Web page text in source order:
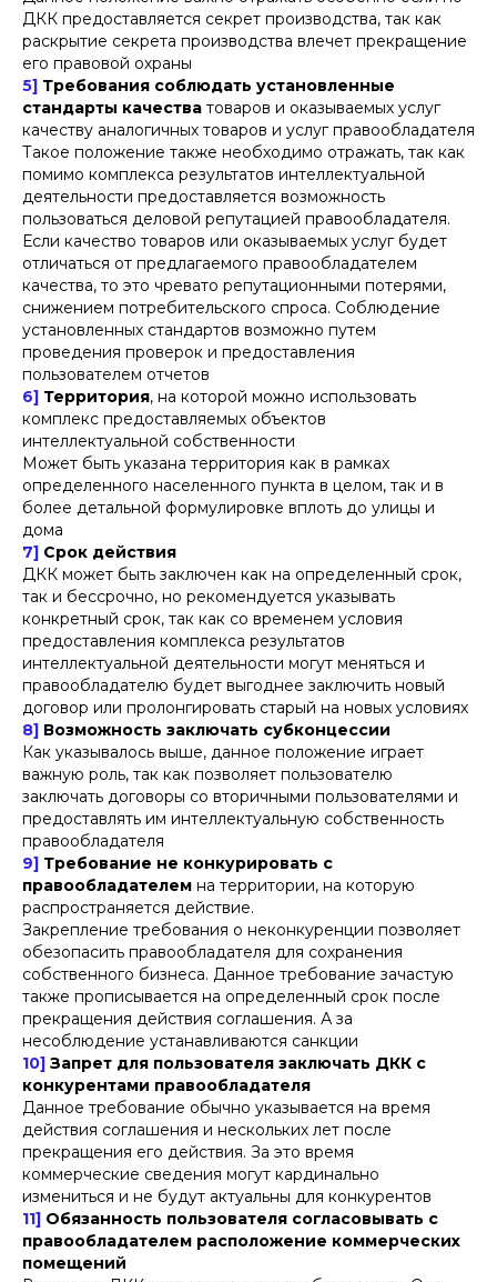
ДКК предоставляется секрет производства, так как
раскрытие секрета производства влечет прекращение
его правовой охраны
5] Требования соблюдать установленные
стандарты качества товаров и оказываемых услуг
качеству аналогичных товаров и услуг правообладателя
Такое положение также необходимо отражать, так как
помимо комплекса результатов интеллектуальной
деятельности предоставляется возможность
пользоваться деловой репутацией правообладателя.
Если качество товаров или оказываемых услуг будет
отличаться от предлагаемого правообладателем
качества, то это чревато репутационными потерями,
снижением потребительского спроса. Соблюдение
установленных стандартов возможно путем
проведения проверок и предоставления
пользователем отчетов
6] Территория, на которой можно использовать
комплекс предоставляемых объектов
интеллектуальной собственности
Может быть указана территория как в рамках
определенного населенного пункта в целом, так и в
более детальной формулировке вплоть до улицы и
дома
7] Срок действия
ДКК может быть заключен как на определенный срок,
так и бессрочно, но рекомендуется указывать
конкретный срок, так как со временем условия
предоставления комплекса результатов
интеллектуальной деятельности могут меняться и
правообладателю будет выгоднее заключить новый
договор или пролонгировать старый на новых условиях
8] Возможность заключать субконцессии
Как указывалось выше, данное положение играет
важную роль, так как позволяет пользователю
заключать договоры со вторичными пользователями и
предоставлять им интеллектуальную собственность
правообладателя
9] Требование не конкурировать с
правообладателем на территории, на которую
распространяется действие.
Закрепление требования о неконкуренции позволяет
обезопасить правообладателя для сохранения
собственного бизнеса. Данное требование зачастую
также прописывается на определенный срок после
прекращения действия соглашения. А за
несоблюдение устанавливаются санкции
10] Запрет для пользователя заключать ДКК с
конкурентами правообладателя
Данное требование обычно указывается на время
действия соглашения и нескольких лет после
прекращения его действия. За это время
коммерческие сведения могут кардинально
измениться и не будут актуальны для конкурентов
11] Обязанность пользователя согласовывать с
правообладателем расположение коммерческих
помещений